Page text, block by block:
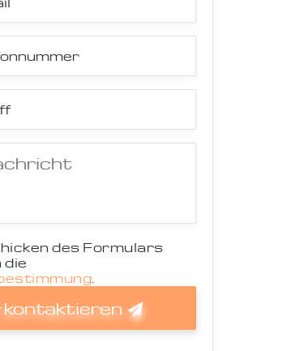
des Formulars
die
.